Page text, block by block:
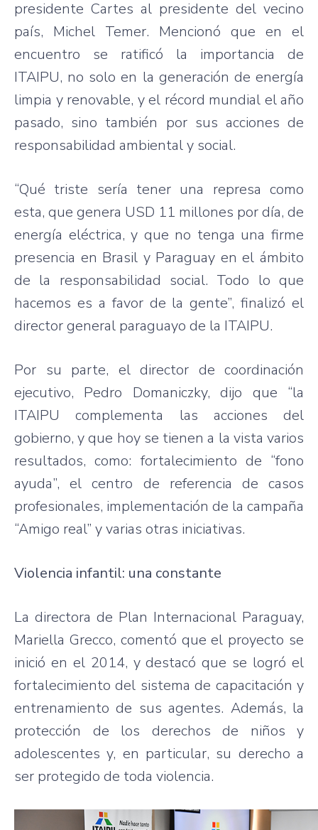
presidente Cartes al presidente del vecino
país, Michel Temer. Mencionó que en el
encuentro se ratificó la importancia de
ITAIPU, no solo en la generación de energía
limpia y renovable, y el récord mundial el año
pasado, sino también por sus acciones de
responsabilidad ambiental y social.
“Qué triste sería tener una represa como
esta, que genera USD 11 millones por día, de
energía eléctrica, y que no tenga una firme
presencia en Brasil y Paraguay en el ámbito
de la responsabilidad social. Todo lo que
hacemos es a favor de la gente”, finalizó el
director general paraguayo de la ITAIPU.
Por su parte, el director de coordinación
ejecutivo, Pedro Domaniczky, dijo que “la
ITAIPU complementa las acciones del
gobierno, y que hoy se tienen a la vista varios
resultados, como: fortalecimiento de “fono
ayuda”, el centro de referencia de casos
profesionales, implementación de la campaña
“Amigo real” y varias otras iniciativas.
Violencia infantil: una constante
La directora de Plan Internacional Paraguay,
Mariella Grecco, comentó que el proyecto se
inició en el 2014, y destacó que se logró el
fortalecimiento del sistema de capacitación y
entrenamiento de sus agentes. Además, la
protección de los derechos de niños y
adolescentes y, en particular, su derecho a
ser protegido de toda violencia.